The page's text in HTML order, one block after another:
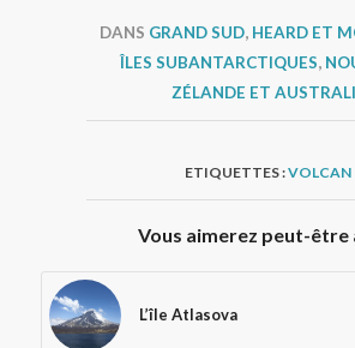
DANS GRAND SUD, HEARD ET
ÎLES SUBANTARCTIQUES,
ZÉLANDE ET
ETIQUETTES :VOLCAN
Vous aimerez peut-être
L’île Atlasova